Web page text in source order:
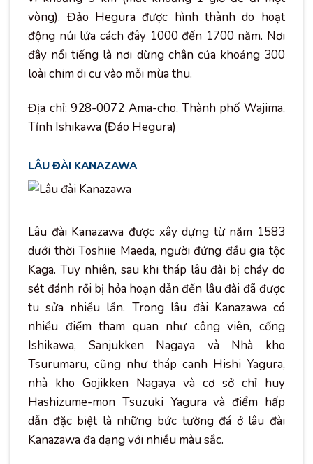
vòng). Đảo Hegura được hình thành do hoạt
động núi lửa cách đây 1000 đến 1700 năm. Nơi
đây nổi tiếng là nơi dừng chân của khoảng 300
loài chim di cư vào mỗi mùa thu.
Địa chỉ: 928-0072 Ama-cho, Thành phố Wajima,
Tỉnh Ishikawa (Đảo Hegura)
LÂU ĐÀI KANAZAWA
Lâu đài Kanazawa được xây dựng từ năm 1583
dưới thời Toshiie Maeda, người đứng đầu gia tộc
Kaga. Tuy nhiên, sau khi tháp lâu đài bị cháy do
sét đánh rồi bị hỏa hoạn dẫn đến lâu đài đã được
tu sửa nhiều lần. Trong lâu đài Kanazawa có
nhiều điểm tham quan như công viên, cổng
Ishikawa, Sanjukken Nagaya và Nhà kho
Tsurumaru, cũng như tháp canh Hishi Yagura,
nhà kho Gojikken Nagaya và cơ sở chỉ huy
Hashizume-mon Tsuzuki Yagura và điểm hấp
dẫn đặc biệt là những bức tường đá ở lâu đài
Kanazawa đa dạng với nhiều màu sắc.